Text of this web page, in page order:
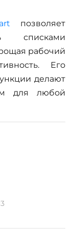
позволяет
списками
рабочий
Его
делают
для любой